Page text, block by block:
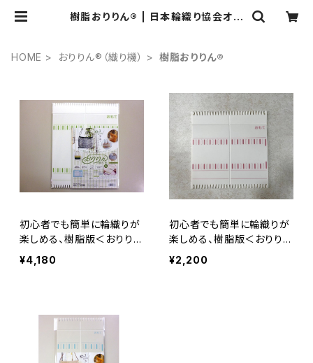
樹脂おりりん® | 日本輪織り協会オン
HOME おりりん®（織り機） 樹脂おりりん®
初心者でも簡単に輪織りが
楽しめる、樹脂版＜おりりん
大＞
¥4,180
初心者でも簡単に輪織りが
楽しめる、樹脂版＜おりりん
中＞
¥2,200